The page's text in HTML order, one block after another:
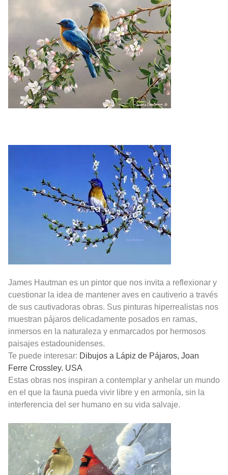
James Hautman es un pintor que nos invita a reflexionar y
cuestionar la idea de mantener aves en cautiverio a través
de sus cautivadoras obras. Sus pinturas hiperrealistas nos
muestran pájaros delicadamente posados ​​en ramas,
inmersos en la naturaleza y enmarcados por hermosos
paisajes estadounidenses.
Te puede interesar: Dibujos a Lápiz de Pájaros, Joan
Ferre Crossley. USA
Estas obras nos inspiran a contemplar y anhelar un mundo
en el que la fauna pueda vivir libre y en armonía, sin la
interferencia del ser humano en su vida salvaje.